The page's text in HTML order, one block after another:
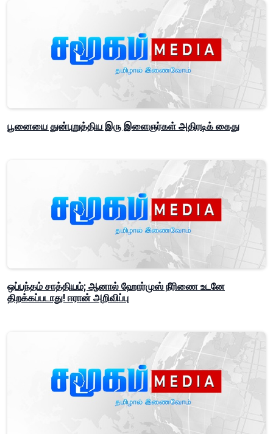
பூனையை துன்புறுத்திய இரு இளைஞர்கள் அதிரடிக் கைது
ஒப்பந்தம் சாத்தியம்; ஆனால் ஹோர்முஸ் நீரிணை உடனே
திறக்கப்படாது! ஈரான் அறிவிப்பு